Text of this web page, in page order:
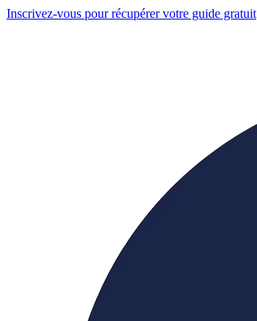
Inscrivez-vous pour récupérer votre guide gratuit